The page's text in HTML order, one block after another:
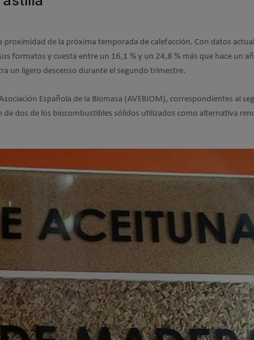
proximidad de la próxima temporada de calefacción. Con datos
formatos y cuesta entre un 16,1 % y un 24,8 % más que hace un
un ligero descenso durante el segundo trimestre.
Española de la Biomasa (AVEBIOM), correspondientes al
dos de los biocombustibles sólidos utilizados como alternativa